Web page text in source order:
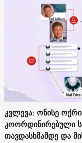
კვლევა: ონისე
კოორდინირებული
თავდასხმამდე და